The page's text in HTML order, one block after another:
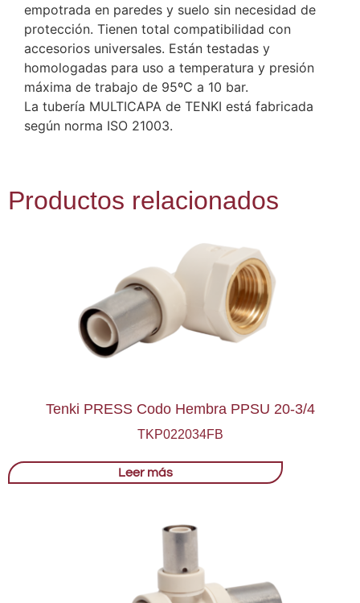
empotrada en paredes y suelo sin necesidad de
protección. Tienen total compatibilidad con
accesorios universales. Están testadas y
homologadas para uso a temperatura y presión
máxima de trabajo de 95ºC a 10 bar.
La tubería MULTICAPA de TENKI está fabricada
según norma ISO 21003.
Productos relacionados
Tenki PRESS Codo Hembra PPSU 20-3/4
TKP022034FB
Leer más